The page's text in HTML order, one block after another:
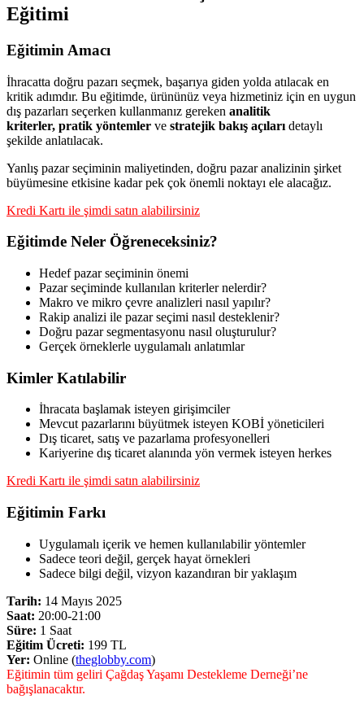
Eğitimi
Eğitimin Amacı
İhracatta doğru pazarı seçmek, başarıya giden yolda atılacak en
kritik adımdır. Bu eğitimde, ürününüz veya hizmetiniz için en uygun
dış pazarları seçerken kullanmanız gereken analitik
kriterler, pratik yöntemler ve stratejik bakış açıları detaylı
şekilde anlatılacak.
Yanlış pazar seçiminin maliyetinden, doğru pazar analizinin şirket
büyümesine etkisine kadar pek çok önemli noktayı ele alacağız.
Kredi Kartı ile şimdi satın alabilirsiniz
Eğitimde Neler Öğreneceksiniz?
Hedef pazar seçiminin önemi
Pazar seçiminde kullanılan kriterler nelerdir?
Makro ve mikro çevre analizleri nasıl yapılır?
Rakip analizi ile pazar seçimi nasıl desteklenir?
Doğru pazar segmentasyonu nasıl oluşturulur?
Gerçek örneklerle uygulamalı anlatımlar
Kimler Katılabilir
İhracata başlamak isteyen girişimciler
Mevcut pazarlarını büyütmek isteyen KOBİ yöneticileri
Dış ticaret, satış ve pazarlama profesyonelleri
Kariyerine dış ticaret alanında yön vermek isteyen herkes
Kredi Kartı ile şimdi satın alabilirsiniz
Eğitimin Farkı
Uygulamalı içerik ve hemen kullanılabilir yöntemler
Sadece teori değil, gerçek hayat örnekleri
Sadece bilgi değil, vizyon kazandıran bir yaklaşım
Tarih: 14 Mayıs 2025
Saat: 20:00-21:00
Süre: 1 Saat
Eğitim Ücreti: 199 TL
Yer: Online (theglobby.com)
Eğitimin tüm geliri Çağdaş Yaşamı Destekleme Derneği’ne
bağışlanacaktır.